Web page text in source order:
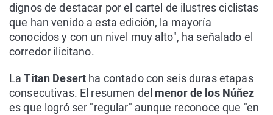
dignos de destacar por el cartel de ilustres ciclistas
que han venido a esta edición, la mayoría
conocidos y con un nivel muy alto", ha señalado el
corredor ilicitano.
LaTitan Desert ha contado con seis duras etapas
consecutivas. El resumen del menor de los Núñez
es que logró ser "regular" aunque reconoce que "en